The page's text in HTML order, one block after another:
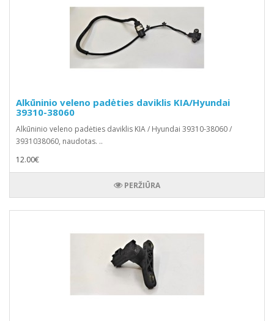
Alkūninio veleno padėties daviklis KIA/Hyundai
39310-38060
Alkūninio veleno padėties daviklis KIA / Hyundai 39310-38060 /
3931038060, naudotas. ..
12.00€
PERŽIŪRA